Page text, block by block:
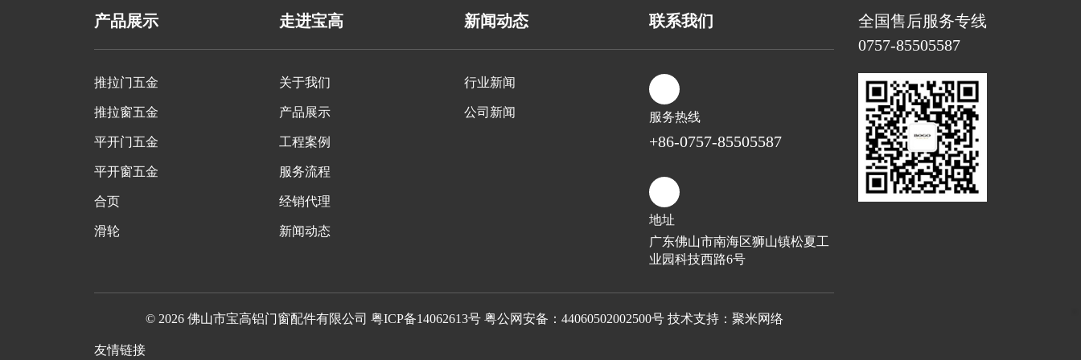
产品展示
推拉门五金
推拉窗五金
平开门五金
平开窗五金
合页
滑轮
走进宝高
关于我们
产品展示
工程案例
服务流程
经销代理
新闻动态
新闻动态
行业新闻
公司新闻
联系我们
服务热线
+86-0757-85505587
地址
广东佛山市南海区狮山镇松夏工
业园科技西路6号
© 2026 佛山市宝高铝门窗配件有限公司 粤ICP备14062613号粤公网安备：44060502002500号 技术支持： 聚米网络
友情链接
全国售后服务专线
0757-85505587